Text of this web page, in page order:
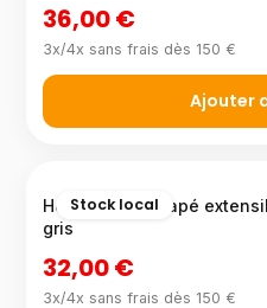
36,00 €
3x/4x sans frais dès 150 €
Ajouter
Stock local
Housse de canapé
gris
32,00 €
3x/4x sans frais dès 150 €